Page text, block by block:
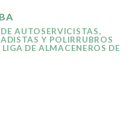
AUTOSERVICISTAS,
Y POLIRRUBROS
DE ALMACENEROS DE